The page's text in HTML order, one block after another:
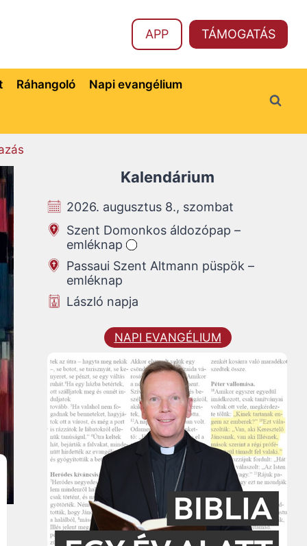
APP TÁMOGATÁS
Ráhangoló Napi evangélium
Kalendárium
2026. augusztus 8., szombat
Szent Domonkos áldozópap –
emléknap
Passaui Szent Altmann püspök –
emléknap
László napja
NAPI EVANGÉLIUM